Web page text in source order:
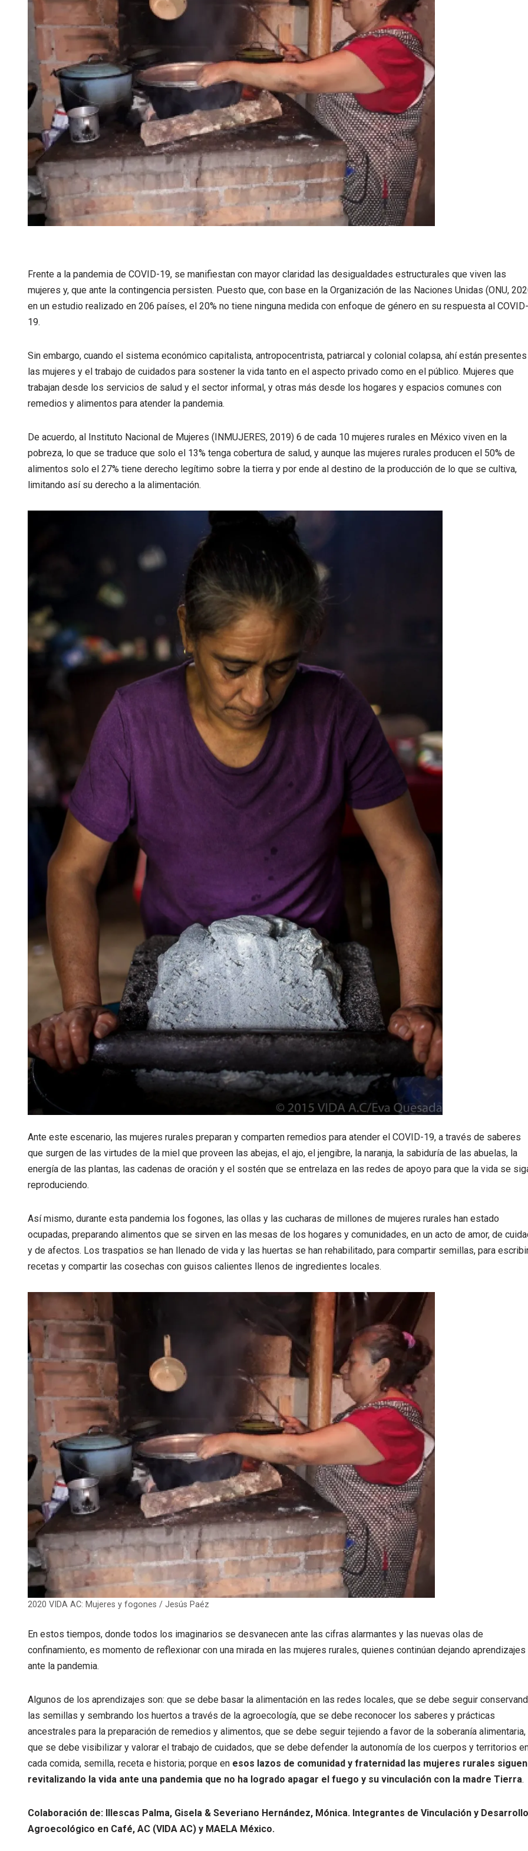
Frente a la pandemia de COVID-19, se manifiestan con mayor claridad las desigualdades estructurales que viven las
mujeres y, que ante la contingencia persisten. Puesto que, con base en la Organización de las Naciones Unidas (ONU,
en un estudio realizado en 206 países, el 20% no tiene ninguna medida con enfoque de género en su respuesta al COVID-
19.
Sin embargo, cuando el sistema económico capitalista, antropocentrista, patriarcal y colonial colapsa, ahí están presentes
las mujeres y el trabajo de cuidados para sostener la vida tanto en el aspecto privado como en el público. Mujeres que
trabajan desde los servicios de salud y el sector informal, y otras más desde los hogares y espacios comunes con
remedios y alimentos para atender la pandemia.
De acuerdo, al Instituto Nacional de Mujeres (INMUJERES, 2019) 6 de cada 10 mujeres rurales en México viven en la
pobreza, lo que se traduce que solo el 13% tenga cobertura de salud, y aunque las mujeres rurales producen el 50% de
alimentos solo el 27% tiene derecho legítimo sobre la tierra y por ende al destino de la producción de lo que se cultiva,
limitando así su derecho a la alimentación.
Ante este escenario, las mujeres rurales preparan y comparten remedios para atender el COVID-19, a través de saberes
que surgen de las virtudes de la miel que proveen las abejas, el ajo, el jengibre, la naranja, la sabiduría de las abuelas, la
energía de las plantas, las cadenas de oración y el sostén que se entrelaza en las redes de apoyo para que la vida se
reproduciendo.
Así mismo, durante esta pandemia los fogones, las ollas y las cucharas de millones de mujeres rurales han estado
ocupadas, preparando alimentos que se sirven en las mesas de los hogares y comunidades, en un acto de amor, de
y de afectos. Los traspatios se han llenado de vida y las huertas se han rehabilitado, para compartir semillas, para
recetas y compartir las cosechas con guisos calientes llenos de ingredientes locales.
2020 VIDA AC: Mujeres y fogones / Jesús Paéz
En estos tiempos, donde todos los imaginarios se desvanecen ante las cifras alarmantes y las nuevas olas de
confinamiento, es momento de reflexionar con una mirada en las mujeres rurales, quienes continúan dejando aprendizajes
ante la pandemia.
Algunos de los aprendizajes son: que se debe basar la alimentación en las redes locales, que se debe seguir
las semillas y sembrando los huertos a través de la agroecología, que se debe reconocer los saberes y prácticas
ancestrales para la preparación de remedios y alimentos, que se debe seguir tejiendo a favor de la soberanía alimentaria,
que se debe visibilizar y valorar el trabajo de cuidados, que se debe defender la autonomía de los cuerpos y territorios
cada comida, semilla, receta e historia; porque en esos lazos de comunidad y fraternidad las mujeres rurales siguen
revitalizando la vida ante una pandemia que no ha logrado apagar el fuego y su vinculación con la madre Tierra.
Colaboración de: Illescas Palma, Gisela & Severiano Hernández, Mónica. Integrantes de Vinculación y Desarrollo
Agroecológico en Café, AC (VIDA AC) y MAELA México.